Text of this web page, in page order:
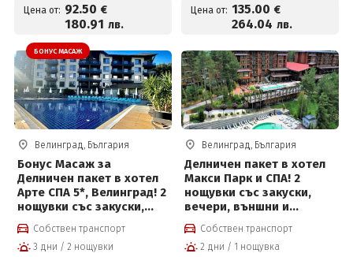
Цена от: 92.50 €
180.91 лв.
Цена от: 135.00 €
264.04 лв.
БОНУС МАСАЖ
Велинград, България
Бонус Масаж за
Делничен пакет в хотел
Арте СПА 5*, Велинград! 2
нощувки със закуски,
вечери, масаж,
вътрешен и външен
басейн с минерална вода
Собствен транспорт
3 дни / 2 нощувки
Велинград, България
Делничен пакет в хотел
Макси Парк и СПА! 2
нощувки със закуски,
вечери, външни и
вътрешни басейни с
минерална вода,
джакузи, топила и
Собствен транспорт
2 дни / 1 нощувка